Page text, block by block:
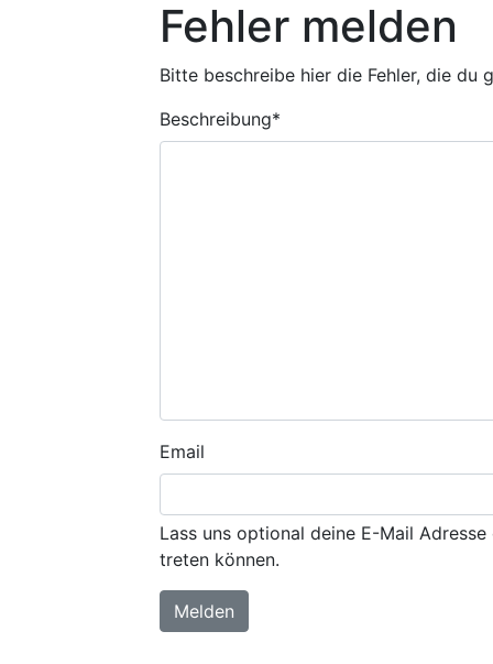
Fehler melden
Bitte beschreibe hier die Fehler, die du
Beschreibung*
Email
Lass uns optional deine E-Mail
treten können.
Melden